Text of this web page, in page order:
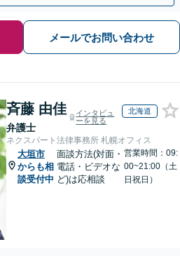
メールでお問い合わせ
斉藤 由佳
弁護士
インタビュ
ーを見る
北海道
ネクスパート法律事務所 札幌オフィス
大垣市
からも相
談受付中
面談方法(対面・
電話・ビデオな
ど)は応相談
営業時間：09:
00~21:00（土
日祝日）